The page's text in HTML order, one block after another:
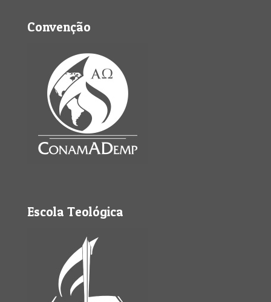
Convenção
Escola Teológica